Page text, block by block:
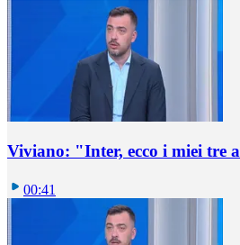
Viviano: "Inter, ecco i miei tre
00:41